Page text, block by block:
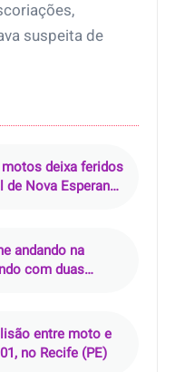
suspeita de
deixa feridos
Nova Esperança
andando na
com duas
entre moto e
no Recife (PE)